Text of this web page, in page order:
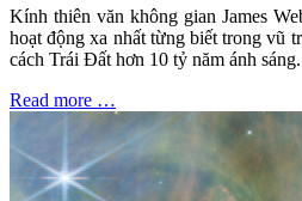
Kính thiên văn không gian James
hoạt động xa nhất từng biết trong vũ
cách Trái Đất hơn 10 tỷ năm ánh sáng.
Read more …